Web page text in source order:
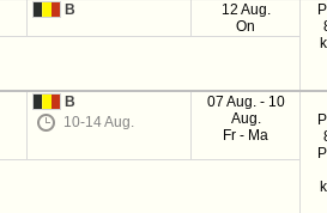
B
12 Aug.
On
B
10-14 Aug.
07 Aug. - 10
Aug.
Fr - Ma